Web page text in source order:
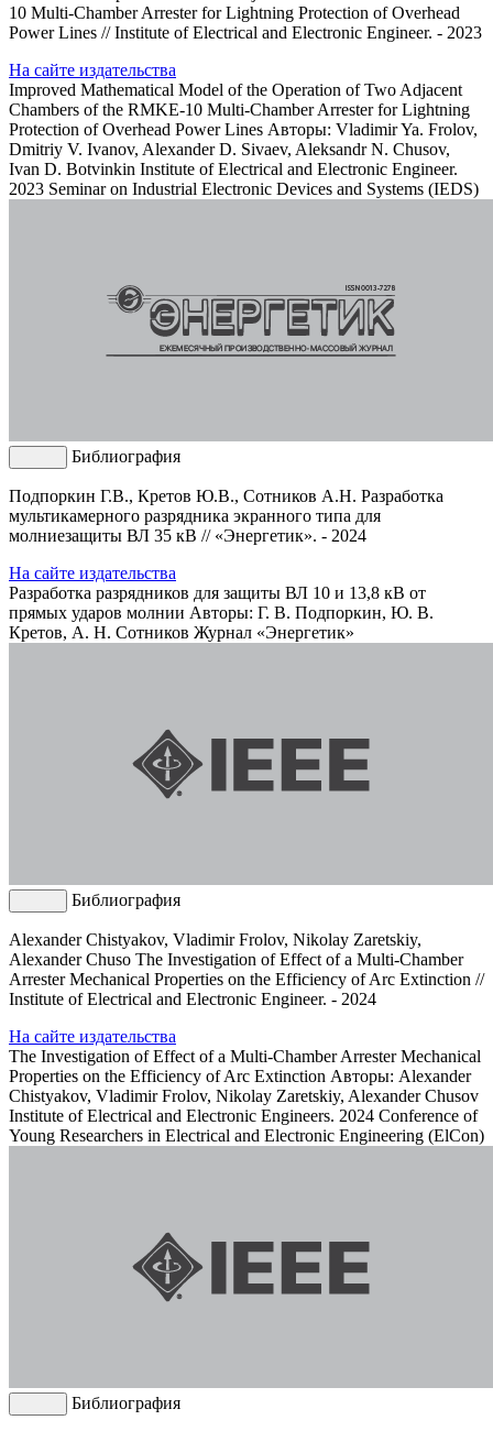
10 Multi-Chamber Arrester for Lightning Protection of Overhead
Power Lines // Institute of Electrical and Electronic Engineer. - 2023
На сайте издательства
Improved Mathematical Model of the Operation of Two Adjacent
Chambers of the RMKE-10 Multi-Chamber Arrester for Lightning
Protection of Overhead Power Lines Авторы: Vladimir Ya. Frolov,
Dmitriy V. Ivanov, Alexander D. Sivaev, Aleksandr N. Chusov,
Ivan D. Botvinkin Institute of Electrical and Electronic Engineer.
2023 Seminar on Industrial Electronic Devices and Systems (IEDS)
Библиография
Подпоркин Г.В., Кретов Ю.В., Сотников А.Н. Разработка
мультикамерного разрядника экранного типа для
молниезащиты ВЛ 35 кВ // «Энергетик». - 2024
На сайте издательства
Разработка разрядников для защиты ВЛ 10 и 13,8 кВ от
прямых ударов молнии Авторы: Г. В. Подпоркин, Ю. В.
Кретов, А. Н. Сотников Журнал «Энергетик»
Библиография
Alexander Chistyakov, Vladimir Frolov, Nikolay Zaretskiy,
Alexander Chuso The Investigation of Effect of a Multi-Chamber
Arrester Mechanical Properties on the Efficiency of Arc Extinction //
Institute of Electrical and Electronic Engineer. - 2024
На сайте издательства
The Investigation of Effect of a Multi-Chamber Arrester Mechanical
Properties on the Efficiency of Arc Extinction Авторы: Alexander
Chistyakov, Vladimir Frolov, Nikolay Zaretskiy, Alexander Chusov
Institute of Electrical and Electronic Engineers. 2024 Conference of
Young Researchers in Electrical and Electronic Engineering (ElCon)
Библиография